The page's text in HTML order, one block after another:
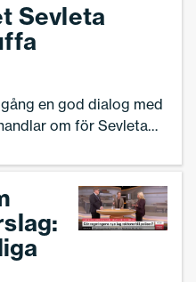
Sevleta
en god dialog med
om för Sevleta
ceremoni i Rådhuset i